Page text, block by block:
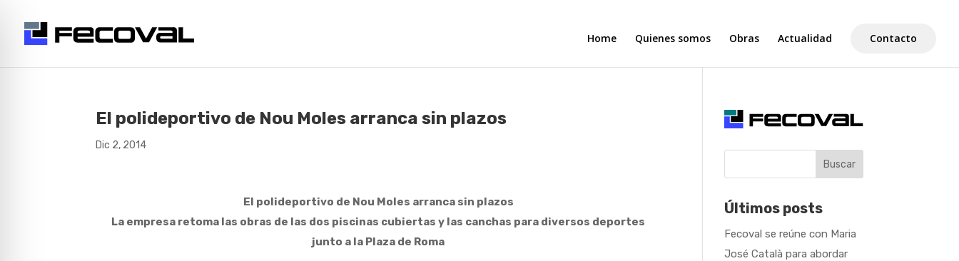
Home Quienes somos Obras Actualidad Contacto
El polideportivo de Nou Moles arranca sin plazos
Dic 2, 2014
El polideportivo de Nou Moles arranca sin plazos
La empresa retoma las obras de las dos piscinas cubiertas y las canchas para diversos deportes
junto a la Plaza de Roma
Buscar
Últimos posts
Fecoval se reúne con Maria
José Català para abordar